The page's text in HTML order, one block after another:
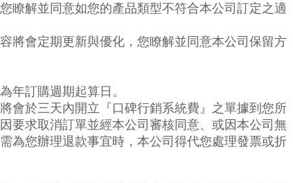
瞭解並同意如您的產品類型不符合本公司訂定之適
將會定期更新與優化，您瞭解並同意本公司保留方
年訂購週期起算日。
會於三天內開立『口碑行銷系統費』之單據到您所
要求取消訂單並經本公司審核同意、或因本公司無
為您辦理退款事宜時，本公司得代您處理發票或折